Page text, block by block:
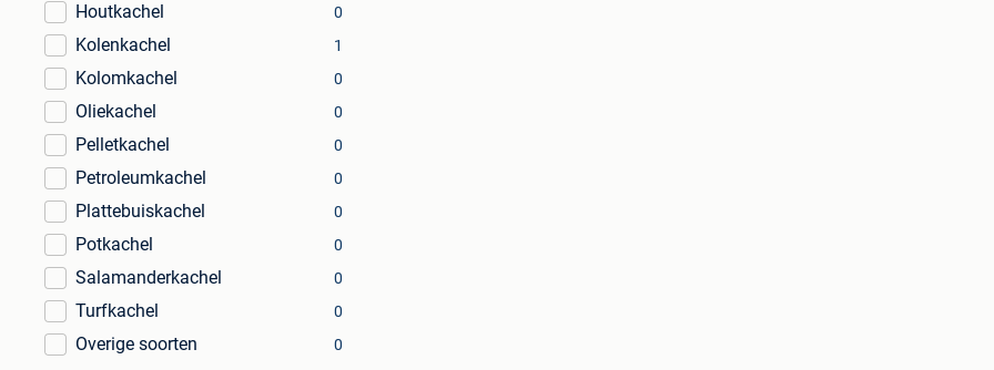
Houtkachel 0
Kolenkachel 1
Kolomkachel 0
Oliekachel 0
Pelletkachel 0
Petroleumkachel 0
Plattebuiskachel 0
Potkachel 0
Salamanderkachel 0
Turfkachel 0
Overige soorten 0